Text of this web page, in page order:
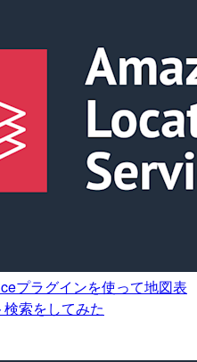
プラグインを使って地図表
索をしてみた